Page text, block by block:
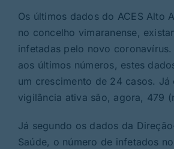
Os últimos dados do ACES Alto
no concelho vimaranense,
infetadas pelo novo coronavírus.
aos últimos números, estes
um crescimento de 24 casos. Já
vigilância ativa são, agora, 479
Já segundo os dados da
Saúde, o número de infetados